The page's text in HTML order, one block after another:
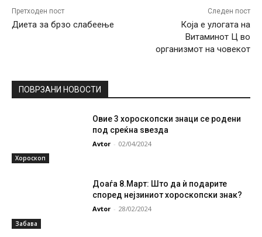
Претходен пост
Диета за брзо слабеење
Следен пост
Која е улогата на
Витаминот Ц во
организмот на човекот
ПОВРЗАНИ НОВОСТИ
Хороскоп
Овие 3 хороскопски знаци се родени
под среќна ѕвезда
Avtor - 02/04/2024
Забава
Доаѓа 8.Март: Што да ѝ подарите
според нејзиниот хороскопски знак?
Avtor - 28/02/2024